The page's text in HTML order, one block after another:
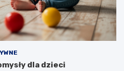
dla dzieci